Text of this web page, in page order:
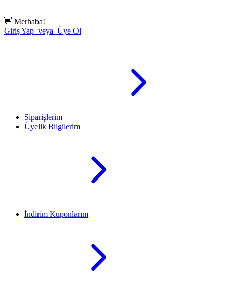
👋 Merhaba!
Giriş Yap veya Üye Ol
Siparişlerim
Üyelik Bilgilerim
İndirim Kuponlarım